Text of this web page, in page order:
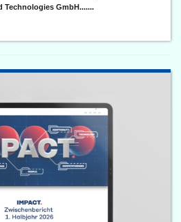
Technologies GmbH.......